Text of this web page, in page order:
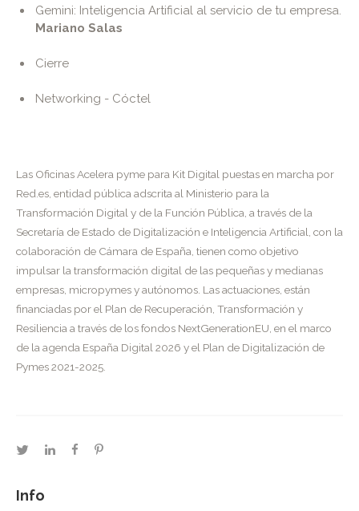
Gemini: Inteligencia Artificial al servicio de tu empresa.
Mariano Salas
Cierre
Networking - Cóctel
Las Oficinas Acelera pyme para Kit Digital puestas en marcha por
Red.es, entidad pública adscrita al Ministerio para la
Transformación Digital y de la Función Pública, a través de la
Secretaría de Estado de Digitalización e Inteligencia Artificial, con la
colaboración de Cámara de España, tienen como objetivo
impulsar la transformación digital de las pequeñas y medianas
empresas, micropymes y autónomos. Las actuaciones, están
financiadas por el Plan de Recuperación, Transformación y
Resiliencia a través de los fondos NextGenerationEU, en el marco
de la agenda España Digital 2026 y el Plan de Digitalización de
Pymes 2021-2025.
twitterlinkedinfacebookpinterest
Info